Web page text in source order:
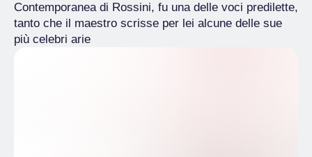
Contemporanea di Rossini, fu una delle voci predilette,
tanto che il maestro scrisse per lei alcune delle sue
più celebri arie